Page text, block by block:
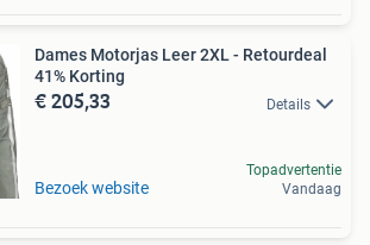
Dames Motorjas Leer 2XL - Retourdeal
41% Korting
€ 205,33 Details
Bezoek website
Topadvertentie
Vandaag